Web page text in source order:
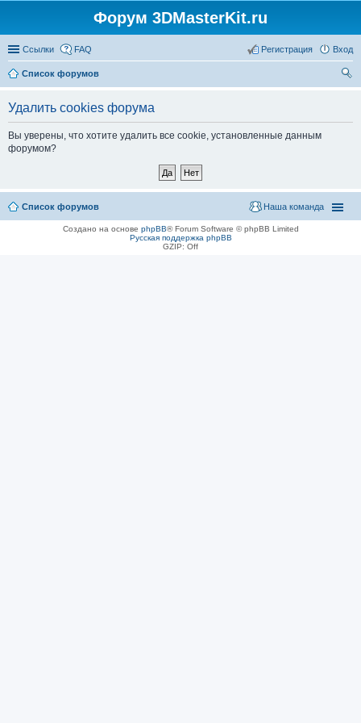
Форум 3DMasterKit.ru
Ссылки FAQ Вход
Регистрация
Список форумов
Удалить cookies форума
Вы уверены, что хотите удалить все cookie, установленные данным
форумом?
Список форумов Наша команда
Создано на основе phpBB® Forum Software © phpBB Limited
Русская поддержка phpBB
GZIP: Off